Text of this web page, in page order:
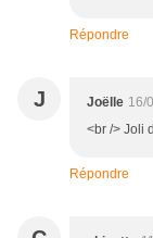
Répondre
J Joëlle 16/
<br /> Joli
Répondre